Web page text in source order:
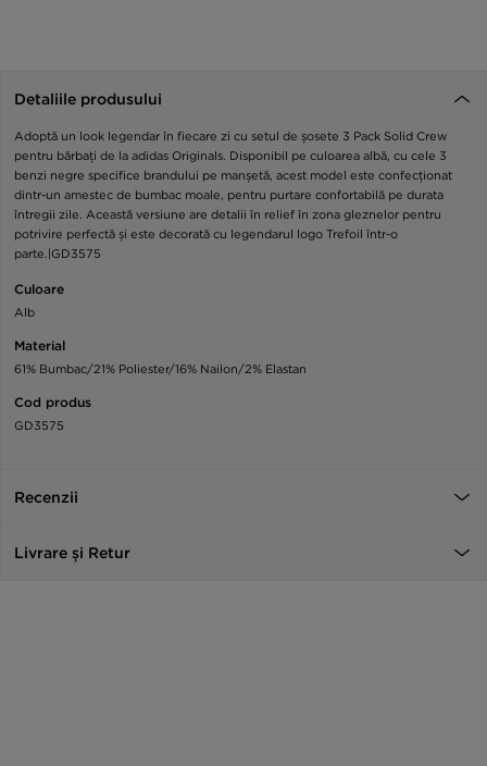
Detaliile produsului
Adoptă un look legendar în fiecare zi cu setul de șosete 3 Pack Solid Crew
pentru bărbați de la adidas Originals. Disponibil pe culoarea albă, cu cele 3
benzi negre specifice brandului pe manșetă, acest model este confecționat
dintr-un amestec de bumbac moale, pentru purtare confortabilă pe durata
întregii zile. Această versiune are detalii în relief în zona gleznelor pentru
potrivire perfectă și este decorată cu legendarul logo Trefoil într-o
parte.|GD3575
Culoare
Alb
Material
61% Bumbac/21% Poliester/16% Nailon/2% Elastan
Cod produs
GD3575
Recenzii
Livrare și Retur